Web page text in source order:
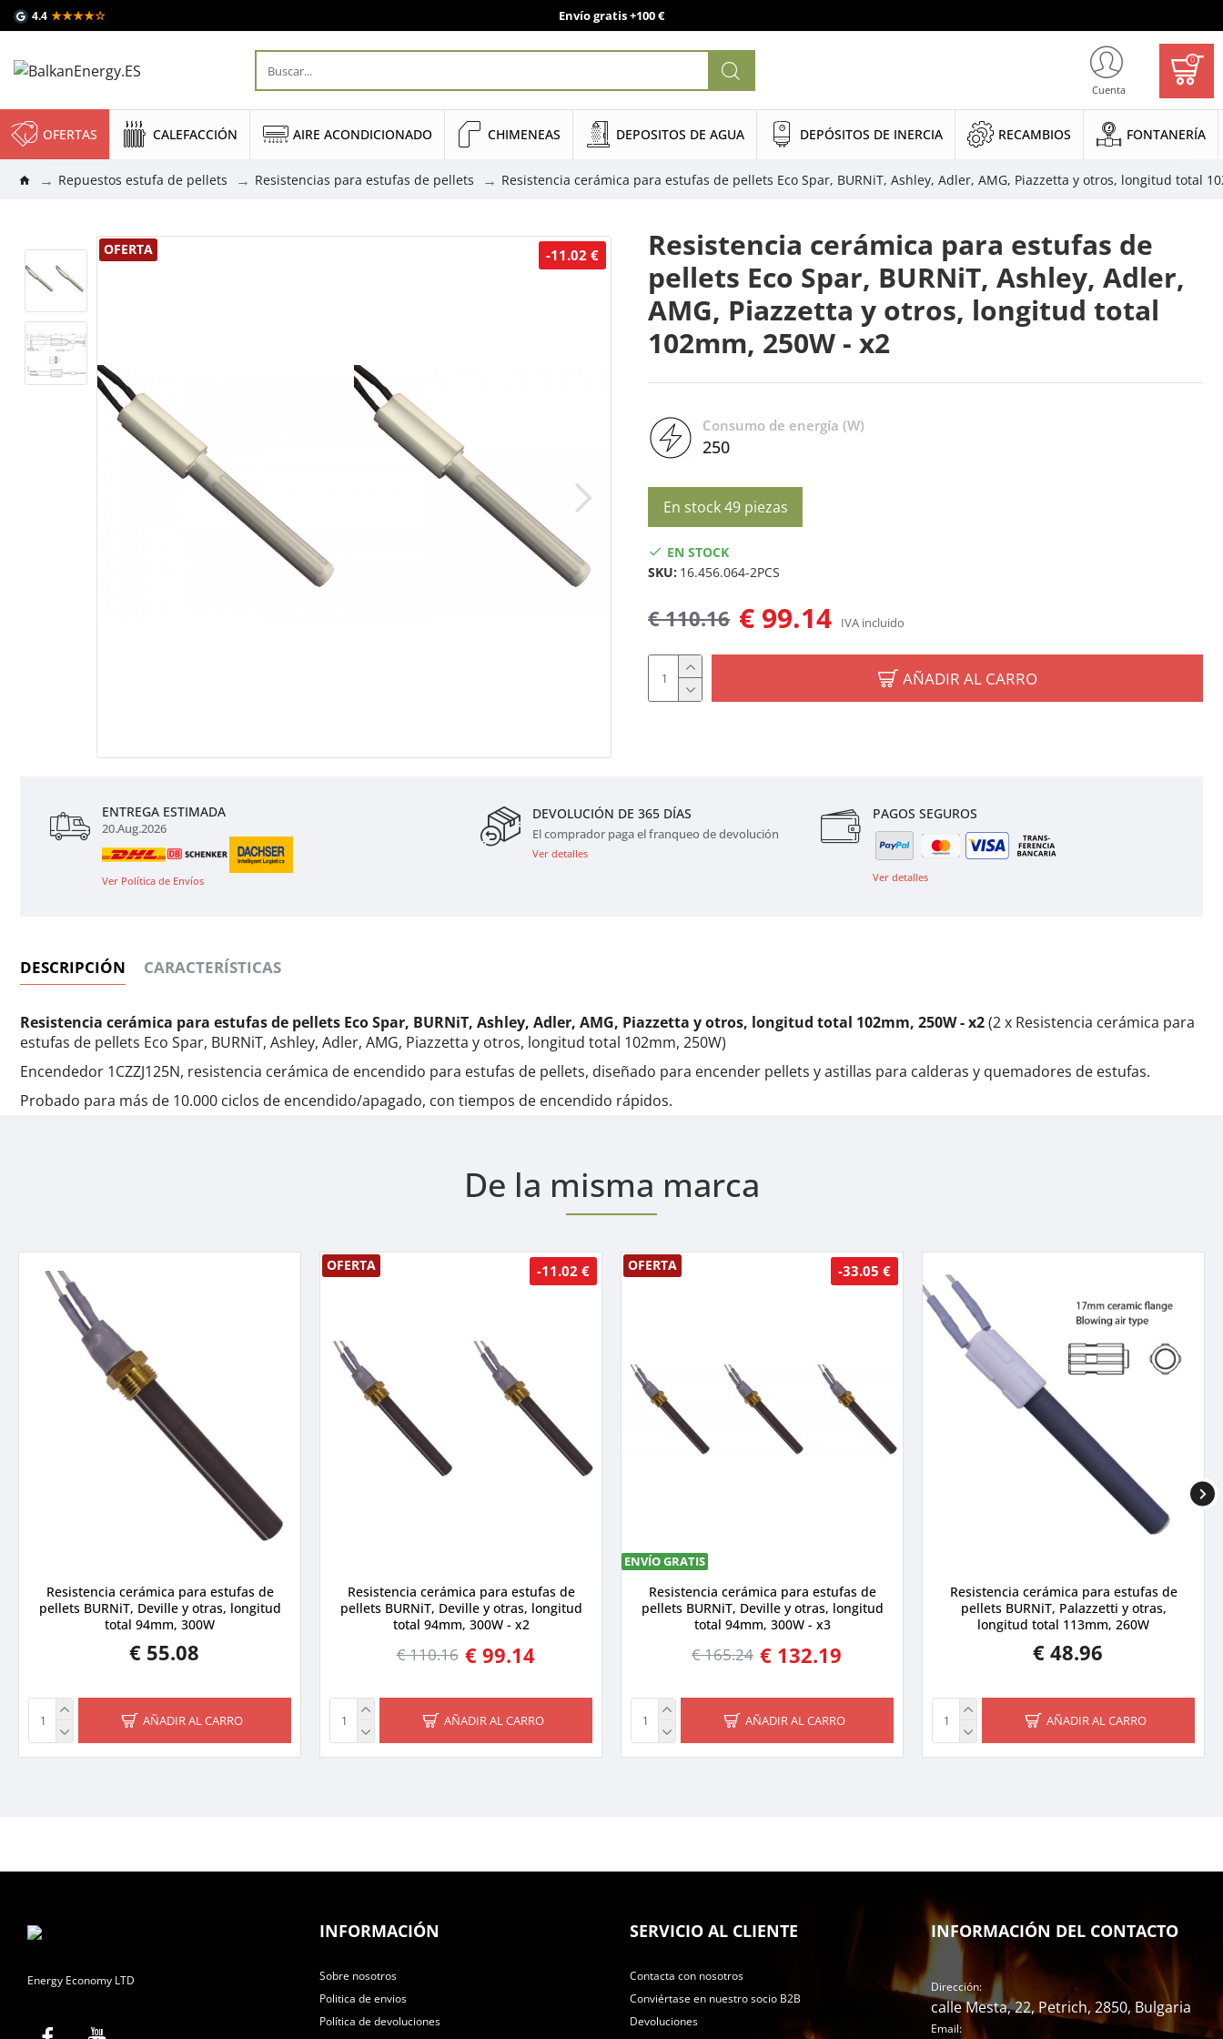
4.4 ★★★★☆ Envío gratis +100 €
Cuenta
0
OFERTAS CALEFACCIÓN AIRE ACONDICIONADO CHIMENEAS DEPOSITOS DE AGUA DEPÓSITOS DE INERCIA RECAMBIOS FONTANERÍA
Repuestos estufa de pellets Resistencias para estufas de pellets Resistencia cerámica para estufas de pellets Eco Spar, BURNiT, Ashley, Adler, AMG, Piazzetta y otros, longitud total
OFERTA -11.02 €
Resistencia cerámica para estufas de
pellets Eco Spar, BURNiT, Ashley, Adler,
AMG, Piazzetta y otros, longitud total
102mm, 250W - x2
Consumo de energía (W)
250
En stock 49 piezas
EN STOCK
SKU: 16.456.064-2PCS
€ 99.14
€ 110.16 IVA incluido
AÑADIR AL CARRO
ENTREGA ESTIMADA
20.Aug.2026
Ver Política de Envíos
DEVOLUCIÓN DE 365 DÍAS
El comprador paga el franqueo de devolución
Ver detalles
PAGOS SEGUROS
Ver detalles
DESCRIPCIÓN CARACTERÍSTICAS
Resistencia cerámica para estufas de pellets Eco Spar, BURNiT, Ashley, Adler, AMG, Piazzetta y otros, longitud total 102mm, 250W - x2(2 x Resistencia cerámica para
estufas de pellets Eco Spar, BURNiT, Ashley, Adler, AMG, Piazzetta y otros, longitud total 102mm, 250W)
Encendedor 1CZZJ125N, resistencia cerámica de encendido para estufas de pellets, diseñado para encender pellets y astillas para calderas y quemadores de estufas.
Probado para más de 10.000 ciclos de encendido/apagado, con tiempos de encendido rápidos.
De la misma marca
Resistencia cerámica para estufas de
pellets BURNiT, Deville y otras, longitud
total 94mm, 300W
€ 55.08
AÑADIR AL CARRO
OFERTA -11.02 €
Resistencia cerámica para estufas de
pellets BURNiT, Deville y otras, longitud
total 94mm, 300W - x2
€ 99.14
€ 110.16
AÑADIR AL CARRO
OFERTA
ENVÍO GRATIS
-33.05 €
Resistencia cerámica para estufas de
pellets BURNiT, Deville y otras, longitud
total 94mm, 300W - x3
€ 132.19
€ 165.24
AÑADIR AL CARRO
Resistencia cerámica para estufas de
pellets BURNiT, Palazzetti y otras,
longitud total 113mm, 260W
€ 48.96
AÑADIR AL CARRO
Energy Economy LTD
INFORMACIÓN
Sobre nosotros
Politica de envios
Política de devoluciones
SERVICIO AL CLIENTE
Contacta con nosotros
Conviértase en nuestro socio B2B
Devoluciones
INFORMACIÓN DEL CONTACTO
Dirección:
calle Mesta, 22, Petrich, 2850, Bulgaria
Email: